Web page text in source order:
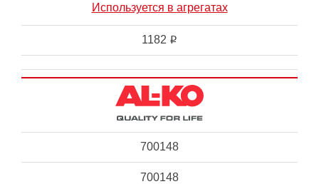
Используется в агрегатах
1182 i
700148
700148